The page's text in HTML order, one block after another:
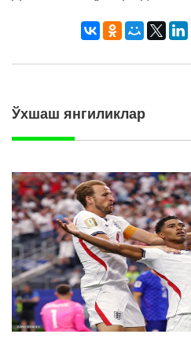
Ўхшаш янгиликлар